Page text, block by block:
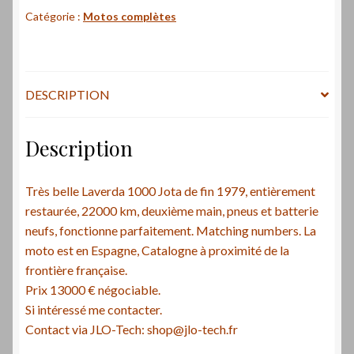
Catégorie : Motos complètes
DESCRIPTION
Description
Très belle Laverda 1000 Jota de fin 1979, entièrement
restaurée, 22000 km, deuxième main, pneus et batterie
neufs, fonctionne parfaitement. Matching numbers. La
moto est en Espagne, Catalogne à proximité de la
frontière française.
Prix 13000 € négociable.
Si intéressé me contacter.
Contact via JLO-Tech: shop@jlo-tech.fr